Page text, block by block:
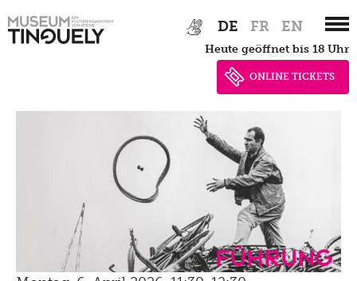
Hauptnavigation
to
DE FR EN
heute geöffnet bis 18 Uhr
ONLINE TICKETS
Lernen
Newsletter
Menu
Brunch
Late Thursday Menu
Führung